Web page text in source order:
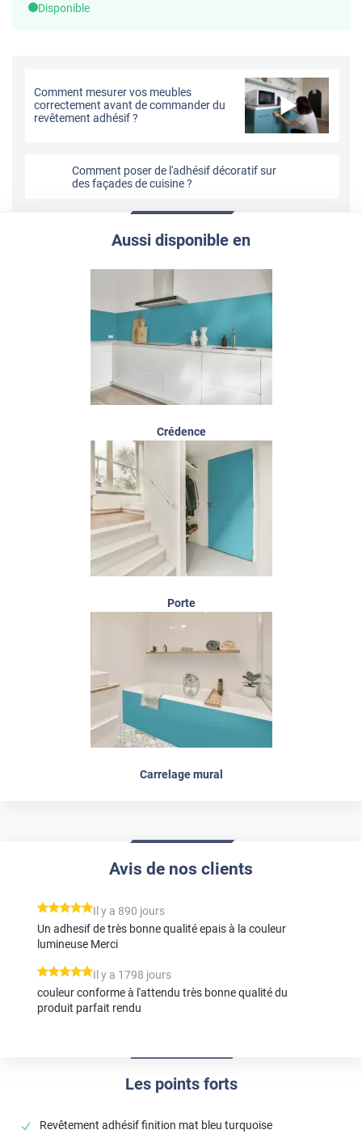
Disponible
Comment mesurer vos meubles
correctement avant de commander du
revêtement adhésif ?
Comment poser de l'adhésif décoratif sur
des façades de cuisine ?
Aussi disponible en
Crédence
Porte
Carrelage mural
Les points forts
Revêtement adhésif finition mat bleu turquoise
Avis de nos clients
*****
Il y a 890 jours
Un adhesif de très bonne qualité epais à la couleur
lumineuse Merci
*****
Il y a 1798 jours
couleur conforme à l'attendu très bonne qualité du
produit parfait rendu